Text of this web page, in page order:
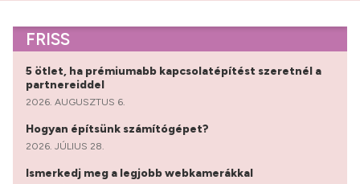
FRISS
5 ötlet, ha prémiumabb kapcsolatépítést szeretnél a
partnereiddel
2026. AUGUSZTUS 6.
Hogyan építsünk számítógépet?
2026. JÚLIUS 28.
Ismerkedj meg a legjobb webkamerákkal